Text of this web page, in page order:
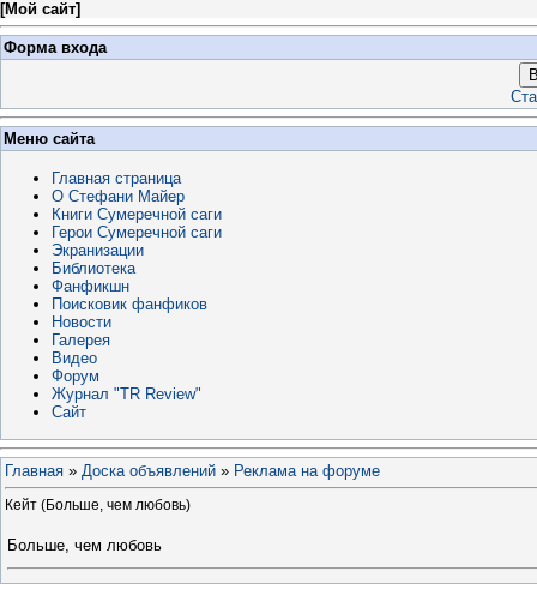
[Мой сайт]
Форма входа
Меню сайта
Главная страница
О Стефани Майер
Книги Сумеречной саги
Герои Сумеречной саги
Экранизации
Библиотека
Фанфикшн
Поисковик фанфиков
Новости
Галерея
Видео
Форум
Журнал "TR Review"
Сайт
Главная » Доска объявлений » Реклама на форуме
Кейт (Больше, чем любовь)
Больше, чем любовь